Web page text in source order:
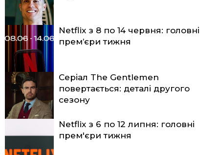
Netflix з 8 по 14 червня: головні
прем’єри тижня
Серіал The Gentlemen
повертається: деталі другого
сезону
Netflix з 6 по 12 липня: головні
прем'єри тижня